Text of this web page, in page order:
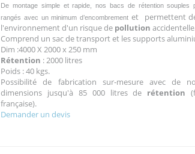
De montage simple et rapide, nos bacs de rétention souples
rangés avec un minimum d’encombrement et permettent
l'environnement d'un risque de pollution
Comprend un sac de transport et les supports
Dim :4000 X 2000 x 250 mm
Rétention : 2000 litres
Poids : 40 kgs.
Possibilité de fabrication sur-mesure avec de
dimensions jusqu'à 85 000 litres de rétention
française).
Demander un devis